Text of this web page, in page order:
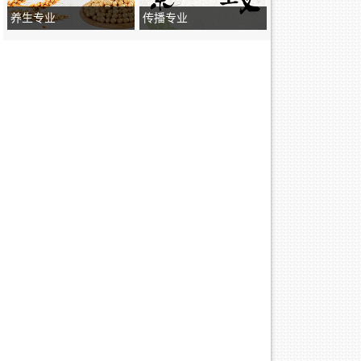
养生专业 传播专业